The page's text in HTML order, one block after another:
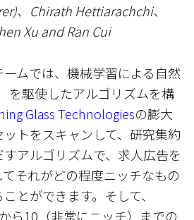
、Chirath Hettiarachchi、
Xu and Ran Cui
ムでは、機械学習による自然
を駆使したアルゴリズムを構
Glass Technologiesの膨大
トをスキャンして、研究集約
アルゴリズムで、求人広告を
てそれがどの程度ニッチなもの
とができます。そして、
ら10（非常にニッチ）までの